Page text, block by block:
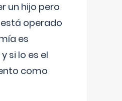
un hijo pero
operado
es
si lo es el
como